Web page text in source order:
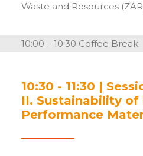
Waste and Resources
10:00 – 10:30 Coffee Break
10:30 - 11:30 |
II. Sustainability of
Performance